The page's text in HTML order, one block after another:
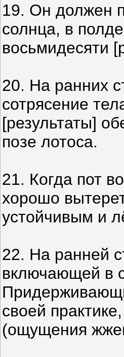
19. Он должен
солнца, в
восьмидесяти
20. На ранних
сотрясение
[результаты]
позе лотоса.
21. Когда пот
хорошо
устойчивым и
22. На ранней
включающей в
своей
(ощущения